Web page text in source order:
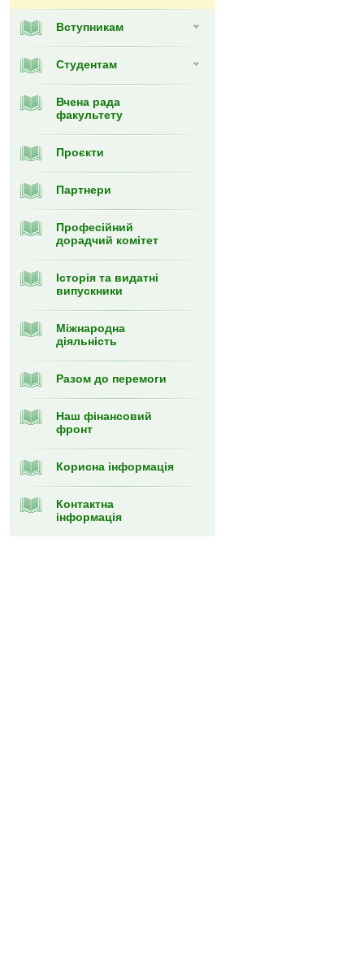
Вступникам
Студентам
Вчена рада
факультету
Проєкти
Партнери
Професійний
дорадчий комітет
Історія та видатні
випускники
Міжнародна
діяльність
Разом до перемоги
Наш фінансовий
фронт
Корисна інформація
Контактна
інформація